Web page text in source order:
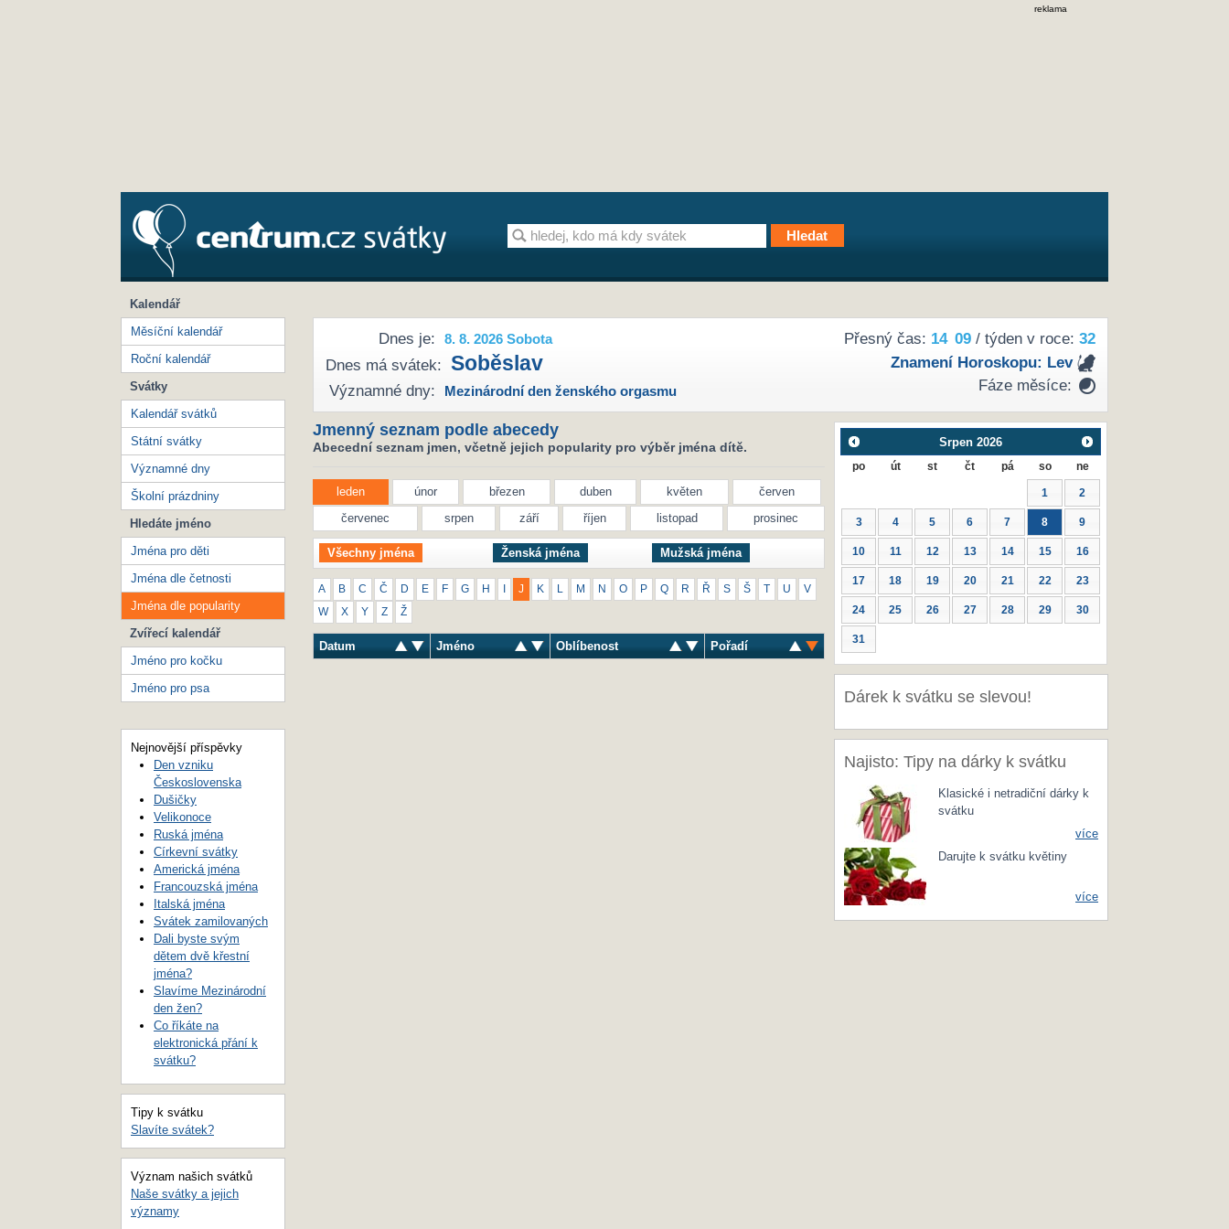
reklama
Přesný čas: 14: 09/ týden v roce: 32
Znamení Horoskopu: Lev
Fáze měsíce:
Dnes je: 8. 8. 2026 Sobota
Dnes má svátek: Soběslav
Významné dny: Mezinárodní den ženského orgasmu
Jmenný seznam podle abecedy
Abecední seznam jmen, včetně jejich popularity pro výběr jména dítě.
leden únor březen duben květen
červen
červenec
srpen září říjen listopad prosinec
Všechny jména Ženská jména Mužská jména
A B C Č D E F G H J K M N O P Q R Ř S Š T U V
W X Y Z Ž
Datum Jméno Oblíbenost Pořadí
Srpen 2026
po út st čt pá so ne
1 2
3 4 5 6 7 8 9
10 11 12 13 14 15 16
17 18 19 20 21 22 23
24 25 26 27 28 29 30
31
Dárek k svátku se slevou!
Najisto: Tipy na dárky k svátku
Klasické i netradiční dárky k
svátku
více
Darujte k svátku květiny
více
Kalendář
Měsíční kalendář
Roční kalendář
Svátky
Kalendář svátků
Státní svátky
Významné dny
Školní prázdniny
Hledáte jméno
Jména pro děti
Jména dle četnosti
Jména dle popularity
Zvířecí kalendář
Jméno pro kočku
Jméno pro psa
Nejnovější příspěvky
Den vzniku
Československa
Dušičky
Velikonoce
Ruská jména
Církevní svátky
Americká jména
Francouzská jména
Italská jména
Svátek zamilovaných
Dali byste svým
dětem dvě křestní
jména?
Slavíme Mezinárodní
den žen?
Co říkáte na
elektronická přání k
svátku?
Tipy k svátku
Slavíte svátek?
Význam našich svátků
Naše svátky a jejich
významy